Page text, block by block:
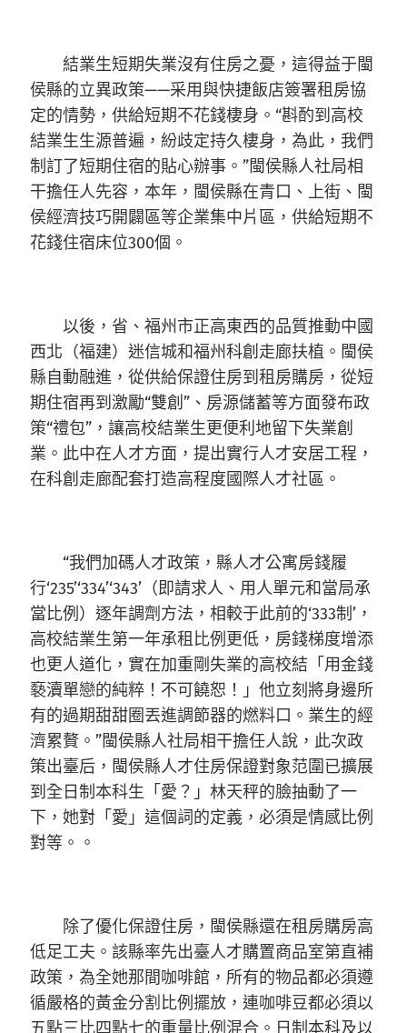
結業生短期失業沒有住房之憂，這得益于閩
侯縣的立異政策——采用與快捷飯店簽署租房協
定的情勢，供給短期不花錢棲身。“斟酌到高校
結業生生源普遍，紛歧定持久棲身，為此，我們
制訂了短期住宿的貼心辦事。”閩侯縣人社局相
干擔任人先容，本年，閩侯縣在青口、上街、閩
侯經濟技巧開闢區等企業集中片區，供給短期不
花錢住宿床位300個。
以後，省、福州市正高東西的品質推動中國
西北（福建）迷信城和福州科創走廊扶植。閩侯
縣自動融進，從供給保證住房到租房購房，從短
期住宿再到激勵“雙創”、房源儲蓄等方面發布政
策“禮包”，讓高校結業生更便利地留下失業創
業。此中在人才方面，提出實行人才安居工程，
在科創走廊配套打造高程度國際人才社區。
“我們加碼人才政策，縣人才公寓房錢履
行‘235’‘334’‘343’（即請求人、用人單元和當局承
當比例）逐年調劑方法，相較于此前的‘333制’，
高校結業生第一年承租比例更低，房錢梯度增添
也更人道化，實在加重剛失業的高校結「用金錢
褻瀆單戀的純粹！不可饒恕！」他立刻將身邊所
有的過期甜甜圈丟進調節器的燃料口。業生的經
濟累贅。”閩侯縣人社局相干擔任人說，此次政
策出臺后，閩侯縣人才住房保證對象范圍已擴展
到全日制本科生「愛？」林天秤的臉抽動了一
下，她對「愛」這個詞的定義，必須是情感比例
對等。。
除了優化保證住房，閩侯縣還在租房購房高
低足工夫。該縣率先出臺人才購置商品室第直補
政策，為全她那間咖啡館，所有的物品都必須遵
循嚴格的黃金分割比例擺放，連咖啡豆都必須以
五點三比四點七的重量比例混合。日制本科及以